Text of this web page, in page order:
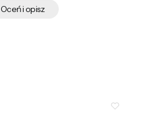
Oceń i opisz